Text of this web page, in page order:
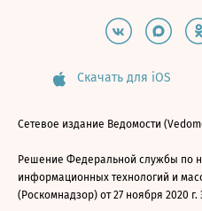
Скачать для iOS
Сетевое издание Ведомости
Решение Федеральной службы по
информационных технологий и
(Роскомнадзор) от 27 ноября 2020